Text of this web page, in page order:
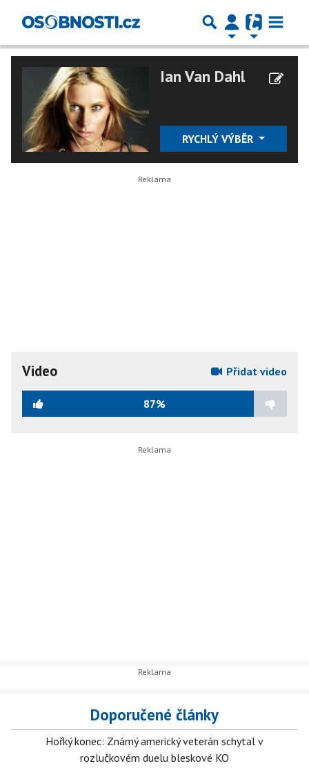
Ian Van Dahl
RYCHLÝ VÝBĚR
Video Přidat video
87%
Doporučené články
Hořký konec: Známý americký veterán schytal v
rozlučkovém duelu bleskové KO